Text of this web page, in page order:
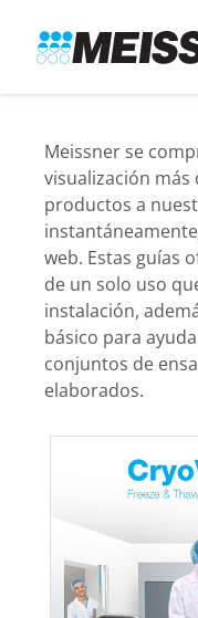
search
footer
contenido
Meissner se
visualización
productos a
web. Estas guías
de un solo uso
instalación,
básico para
conjuntos de
elaborados.